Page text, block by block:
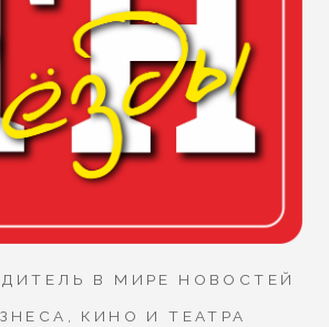
В МИРЕ НОВОСТЕЙ
КИНО И ТЕАТРА